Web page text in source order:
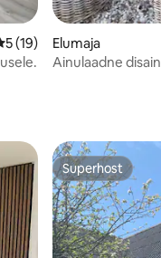
hinnang 5/5, 19
5 (19)
Elumaja
Ainulaadne
Superhost
Superhost